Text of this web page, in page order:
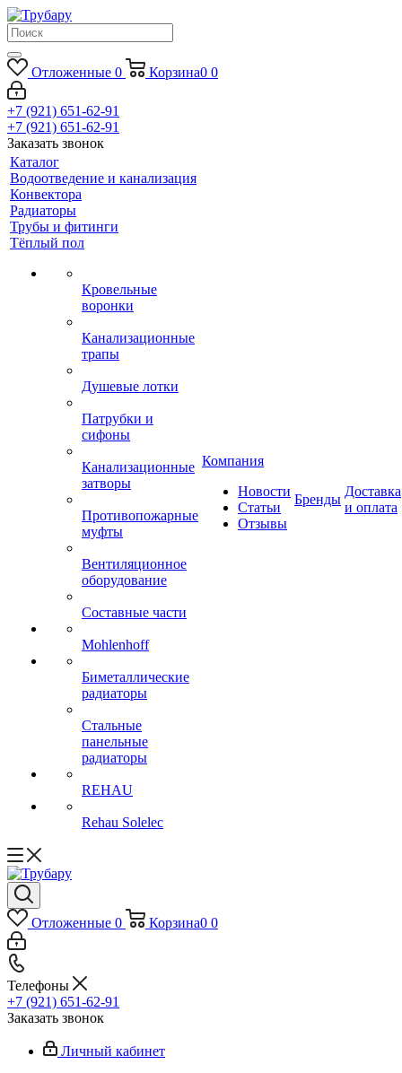
Отложенные 0 Корзина0 0
+7 (921) 651-62-91
+7 (921) 651-62-91
Заказать звонок
Каталог
Водоотведение и канализация
Конвектора
Радиаторы
Трубы и фитинги
Тёплый пол
Кровельные
воронки
Канализационные
трапы
Душевые лотки
Патрубки и
сифоны
Канализационные
затворы
Противопожарные
муфты
Вентиляционное
оборудование
Составные части
Mohlenhoff
Биметаллические
радиаторы
Стальные
панельные
радиаторы
REHAU
Rehau Solelec
Компания
Новости
Статьи
Отзывы
Бренды
Доставка
и оплата
Отложенные 0 Корзина0 0
Телефоны
+7 (921) 651-62-91
Заказать звонок
Личный кабинет